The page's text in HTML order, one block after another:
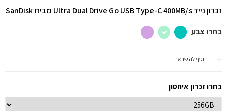
זכרון נייד Ultra Dual Drive Go USB Type-C 400MB/s מבית
SanDisk
בחרו צבע
הוסף להשוואה
בחרו זכרון איחסון